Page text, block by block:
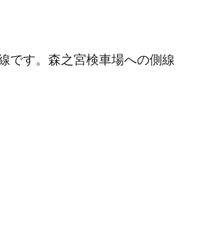
です。森之宮検車場への側線